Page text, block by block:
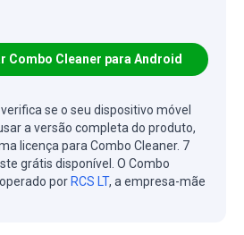
Combo Cleaner para Android
se o seu dispositivo móvel
a versão completa do produto,
licença para Combo Cleaner. 7
grátis disponível. O Combo
por RCS LT, a empresa-mãe